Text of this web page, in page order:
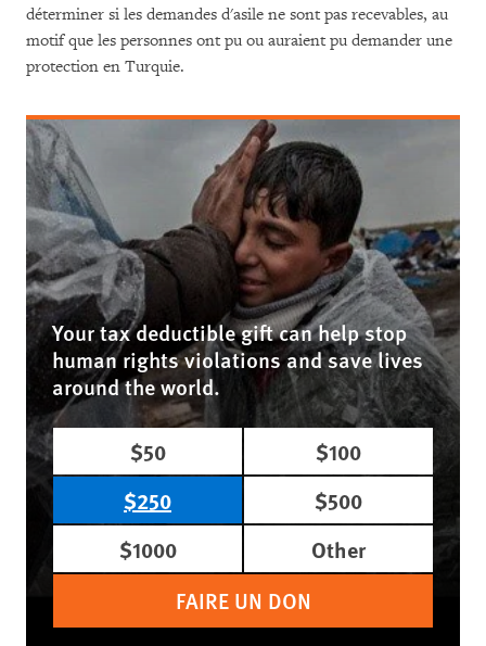
déterminer si les demandes d'asile ne sont pas recevables, au
motif que les personnes ont pu ou auraient pu demander une
protection en Turquie.
Your tax deductible gift can help stop
human rights violations and save lives
around the world.
$50
$100
$250
$500
$1000
Other
FAIRE UN DON